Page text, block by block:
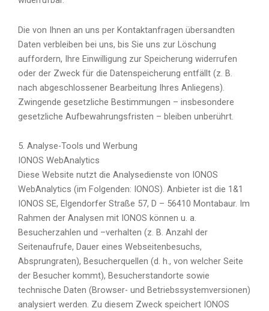
Die von Ihnen an uns per Kontaktanfragen übersandten
Daten verbleiben bei uns, bis Sie uns zur Löschung
auffordern, Ihre Einwilligung zur Speicherung widerrufen
oder der Zweck für die Datenspeicherung entfällt (z. B.
nach abgeschlossener Bearbeitung Ihres Anliegens).
Zwingende gesetzliche Bestimmungen – insbesondere
gesetzliche Aufbewahrungsfristen – bleiben unberührt.
5. Analyse-Tools und Werbung
IONOS WebAnalytics
Diese Website nutzt die Analysedienste von IONOS
WebAnalytics (im Folgenden: IONOS). Anbieter ist die 1&1
IONOS SE, Elgendorfer Straße 57, D – 56410 Montabaur. Im
Rahmen der Analysen mit IONOS können u. a.
Besucherzahlen und –verhalten (z. B. Anzahl der
Seitenaufrufe, Dauer eines Webseitenbesuchs,
Absprungraten), Besucherquellen (d. h., von welcher Seite
der Besucher kommt), Besucherstandorte sowie
technische Daten (Browser- und Betriebssystemversionen)
analysiert werden. Zu diesem Zweck speichert IONOS